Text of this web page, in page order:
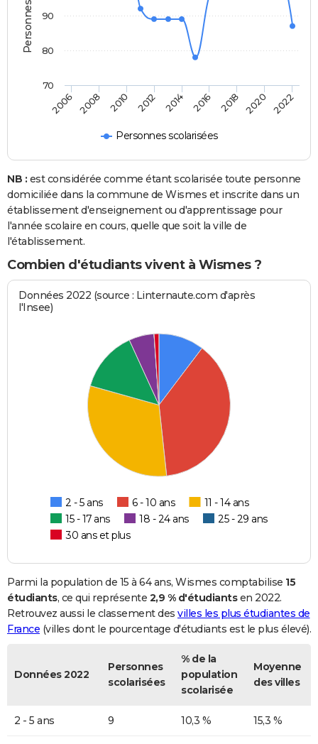
Personnes scolarisées
2006 2008 2010 2012 2014 2016 2018 2020 2022
70
80
90
NB : est considérée comme étant scolarisée toute personne
domiciliée dans la commune de Wismes et inscrite dans un
établissement d'enseignement ou d'apprentissage pour
l'année scolaire en cours, quelle que soit la ville de
l'établissement.
Combien d'étudiants vivent à Wismes ?
Données 2022 (source : Linternaute.com d'après
l'Insee)
2 - 5 ans 6 - 10 ans
11 - 14 ans
15 - 17 ans
18 - 24 ans
25 - 29 ans
30 ans et plus
Parmi la population de 15 à 64 ans, Wismes comptabilise 15
étudiants, ce qui représente 2,9 % d'étudiantsen 2022.
Retrouvez aussi le classement des villes les plus étudiantes de
France (villes dont le pourcentage d'étudiants est le plus élevé).
Données 2022
Personnes
scolarisées
% de la
population
scolarisée
Moyenne
des villes
2 - 5 ans 9 10,3 % 15,3 %